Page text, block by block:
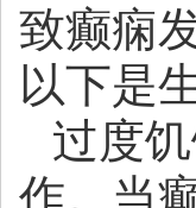
致癫痫
以下是
过度
作。当